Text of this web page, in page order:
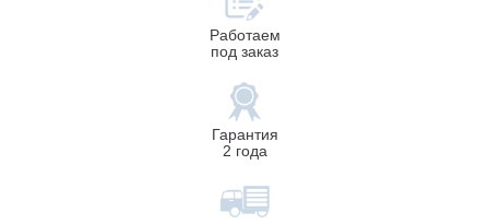
Работаем
под заказ
Гарантия
2 года